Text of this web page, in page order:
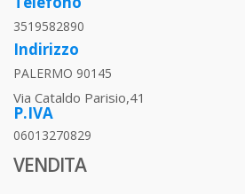
3519582890
Indirizzo
PALERMO 90145
Via Cataldo Parisio,41
P.IVA
06013270829
VENDITA